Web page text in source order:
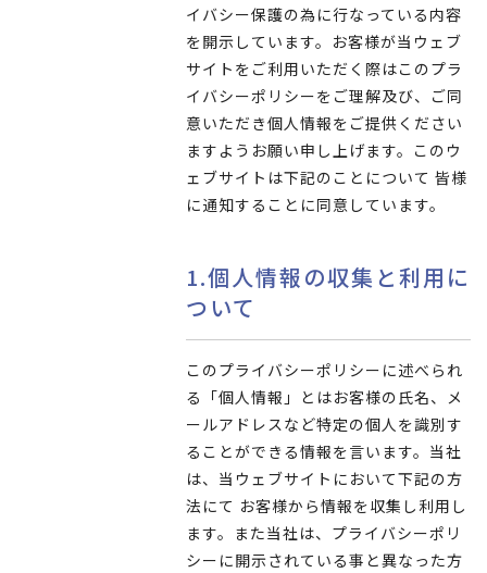
イバシー保護の為に行なっている内容
を開示しています。お客様が当ウェブ
サイトをご利用いただく際はこのプラ
イバシーポリシーをご理解及び、ご同
意いただき個人情報をご提供ください
ますようお願い申し上げます。このウ
ェブサイトは下記のことについて 皆様
に通知することに同意しています。
1.個人情報の収集と利用に
ついて
このプライバシーポリシーに述べられ
る「個人情報」とはお客様の氏名、メ
ールアドレスなど特定の個人を識別す
ることができる情報を言います。当社
は、当ウェブサイトにおいて下記の方
法にて お客様から情報を収集し利用し
ます。また当社は、プライバシーポリ
シーに開示されている事と異なった方